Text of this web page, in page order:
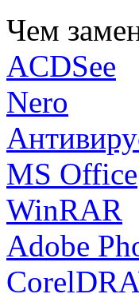
Чем
ACDSee
Nero
MS Office
WinRAR
Adobe